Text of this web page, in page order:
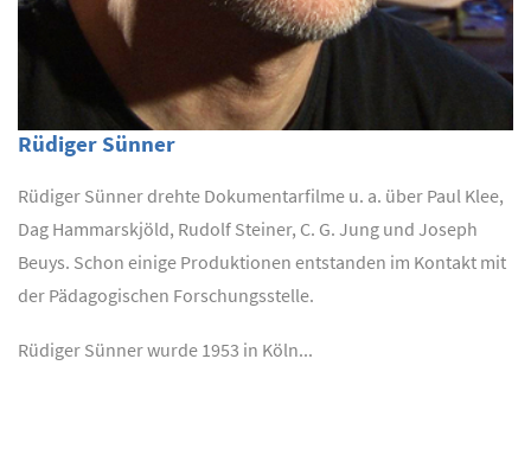
Rüdiger Sünner
Rüdiger Sünner drehte Dokumentarfilme u. a. über Paul Klee,
Dag Hammarskjöld, Rudolf Steiner, C. G. Jung und Joseph
Beuys. Schon einige Produktionen entstanden im Kontakt mit
der Pädagogischen Forschungsstelle.
Rüdiger Sünner wurde 1953 in Köln...